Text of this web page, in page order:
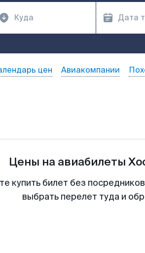
цен Авиакомпании
Цены на авиабилеты
купить билет без
выбрать перелет туда и